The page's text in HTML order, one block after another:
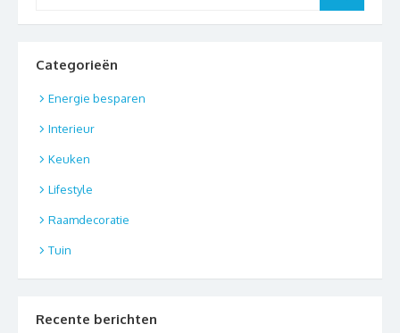
Categorieën
Energie besparen
Interieur
Keuken
Lifestyle
Raamdecoratie
Tuin
Recente berichten